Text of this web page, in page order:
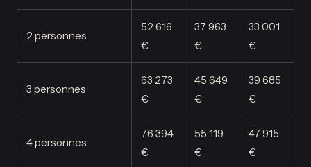
2 personnes
52 616
€
37 963
€
33 001
€
3 personnes
63 273
€
45 649
€
39 685
€
4 personnes
76 394
€
55 119
€
47 915
€